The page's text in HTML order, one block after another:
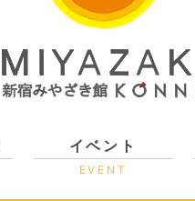
イベント
EVENT